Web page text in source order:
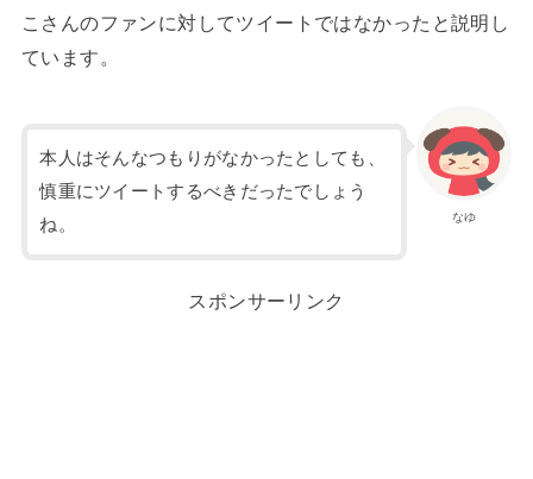
こさんのファンに対してツイートではなかったと説明し
ています。
なゆ
本人はそんなつもりがなかったとしても、
慎重にツイートするべきだったでしょう
ね。
スポンサーリンク